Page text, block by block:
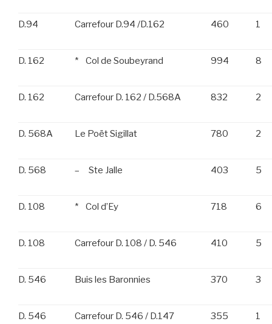
D.94 Carrefour D.94 /D.162 460 1
D. 162 * Col de Soubeyrand 994 8
D. 162 Carrefour D. 162 / D.568A 832 2
D. 568A Le Poët Sigillat 780 2
D. 568 – Ste Jalle 403 5
D. 108 * Col d’Ey 718 6
D. 108 Carrefour D. 108 / D. 546 410 5
D. 546 Buis les Baronnies 370 3
D. 546 Carrefour D. 546 / D.147 355 1